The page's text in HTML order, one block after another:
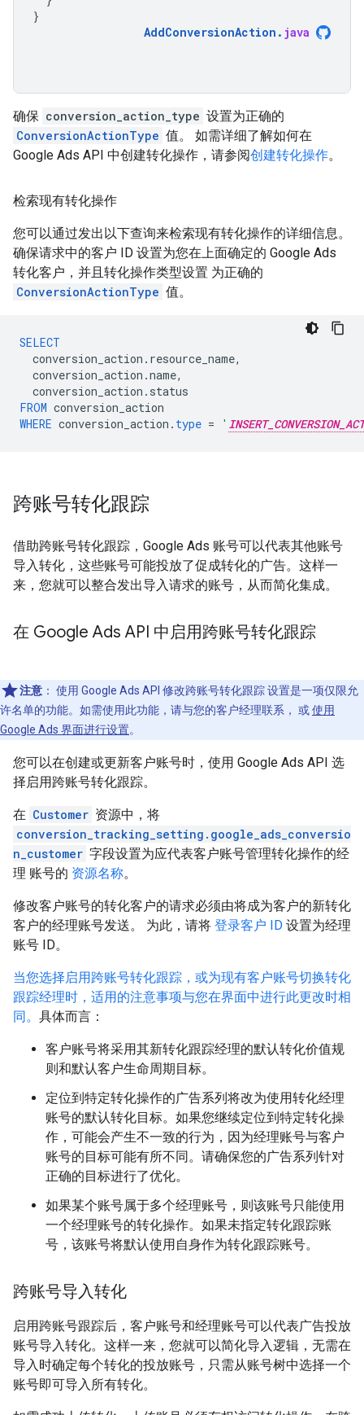
}
AddConversionAction . java
确保 conversion_action_type 设置为正确的
ConversionActionType 值。 如需详细了解如何在
Google Ads API 中创建转化操作，请参阅创建转化操作。
检索现有转化操作
您可以通过发出以下查询来检索现有转化操作的详细信息。
确保请求中的客户 ID 设置为您在上面确定的 Google Ads
转化客户，并且转化操作类型设置 为正确的
ConversionActionType 值。
SELECT
conversion_action . resource_name,
conversion_action .name,
conversion_action . status
FROM conversion_action
WHERE conversion_action . type = '
跨账号转化跟踪
借助跨账号转化跟踪，Google Ads 账号可以代表其他账号
导入转化，这些账号可能投放了促成转化的广告。这样一
来，您就可以整合发出导入请求的账号，从而简化集成。
在 Google Ads API 中启用跨账号转化跟踪
注意 ： 使用 Google Ads API 修改跨账号转化跟踪 设置是一项仅限允
许名单的功能。如需使用此功能，请与您的客户经理联系， 或使用
Google Ads 界面进行设置。
您可以在创建或更新客户账号时，使用 Google Ads API 选
择启用跨账号转化跟踪。
在 Customer 资源中，将
conversion_tracking_setting.google_ads_conversio
n_customer 字段设置为应代表客户账号管理转化操作的经
理 账号的 资源名称。
修改客户账号的转化客户的请求必须由将成为客户的新转化
客户的经理账号发送。 为此，请将 登录客户 ID 设置为经理
账号 ID。
当您选择启用跨账号转化跟踪，或为现有客户账号切换转化
跟踪经理时，适用的注意事项与您在界面中进行此更改时相
同。 具体而言：
客户账号将采用其新转化跟踪经理的默认转化价值规
则和默认客户生命周期目标。
定位到特定转化操作的广告系列将改为使用转化经理
账号的默认转化目标。如果您继续定位到特定转化操
作，可能会产生不一致的行为，因为经理账号与客户
账号的目标可能有所不同。请确保您的广告系列针对
正确的目标进行了优化。
如果某个账号属于多个经理账号，则该账号只能使用
一个经理账号的转化操作。如果未指定转化跟踪账
号，该账号将默认使用自身作为转化跟踪账号。
跨账号导入转化
启用跨账号跟踪后，客户账号和经理账号可以代表广告投放
账号导入转化。这样一来，您就可以简化导入逻辑，无需在
导入时确定每个转化的投放账号，只需从账号树中选择一个
账号即可导入所有转化。